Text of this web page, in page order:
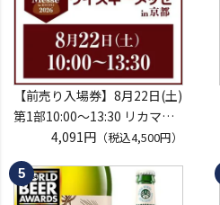
【前売り入場券】8月22日(土)
第1部10:00～13:30 リカマン
ウイスキーメッセ in京都
2026 1枚
入場券となるeチケットは【8
月中旬】にメールにて配信予
4,091円（税込4,500円）